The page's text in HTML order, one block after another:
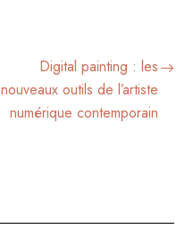
Digital painting : les
nouveaux outils de l’artiste
numérique contemporain